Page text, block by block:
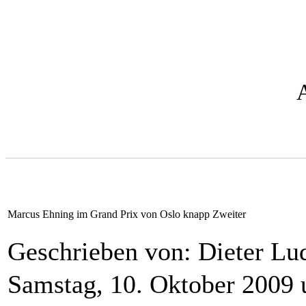
Marcus Ehning im Grand Prix von Oslo knapp Zweiter
Geschrieben von: Dieter
Samstag, 10. Oktober 2009